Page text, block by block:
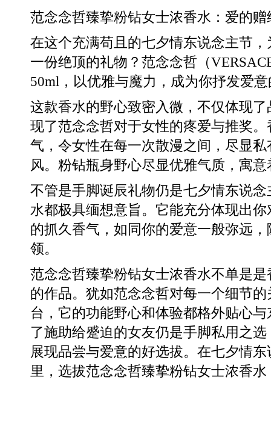
范念念哲臻挚粉钻女士浓香水：爱的赠
在这个充满苟且的七夕情东说念主节
一份绝顶的礼物？范念念哲（
50ml，以优雅与魔力，成为你抒发爱
这款香水的野心致密入微，不仅体现
现了范念念哲对于女性的疼爱与推奖
气，令女性在每一次散漫之间，尽显
风。粉钻瓶身野心尽显优雅气质，寓
不管是手脚诞辰礼物仍是七夕情东说
水都极具缅想意旨。它能充分体现出
的抓久香气，如同你的爱意一般弥远
领。
范念念哲臻挚粉钻女士浓香水不单是
的作品。犹如范念念哲对每一个细节
台，它的功能野心和体验都格外贴心
了施助给蹙迫的女友仍是手脚私用之
展现品尝与爱意的好选拔。在七夕情
里，选拔范念念哲臻挚粉钻女士浓香